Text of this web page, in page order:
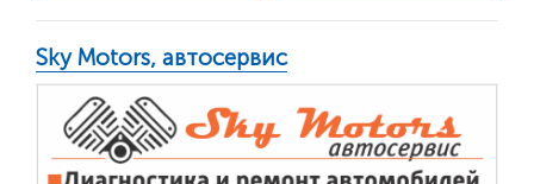
Sky Motors, автосервис